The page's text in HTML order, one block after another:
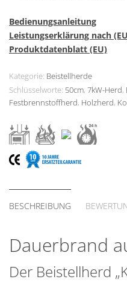
Bedienungsanleitung
Leistungserklärung nach
Produktdatenblatt (EU)
Kategorie: Beistellherde
Schlüsselworte: 50cm, 7kW-Herd,
Festbrennstoffherd, Holzherd,
BESCHREIBUNG
Dauerbrand
Der Beistellherd